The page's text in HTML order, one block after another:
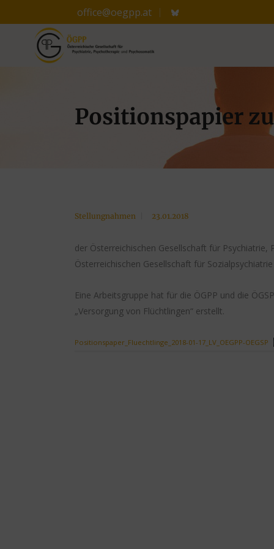
office@oegpp.at
Positionspapier
Stellungnahmen 23.01.2018
der Österreichischen Gesellschaft für
Österreichischen Gesellschaft für Sozialpsychiatrie
Eine Arbeitsgruppe hat für die ÖGPP und die
„Versorgung von Flüchtlingen“ erstellt.
Positionspaper_Fluechtlinge_2018-01-17_LV_OEGPP-OEGSP